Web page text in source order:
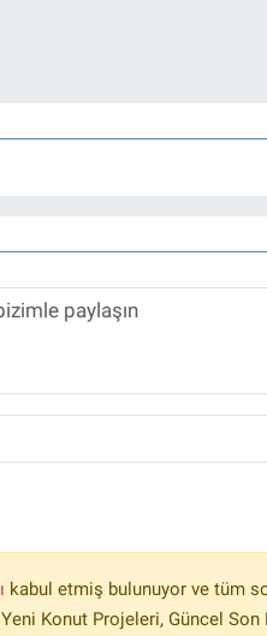
kabul etmiş bulunuyor ve tüm
Konut Projeleri, Güncel